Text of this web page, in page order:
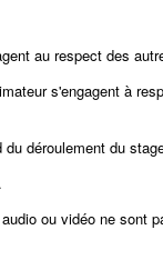
au respect des
s'engagent à
déroulement du
ou vidéo ne sont